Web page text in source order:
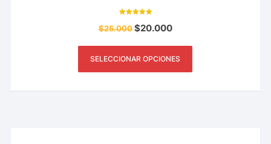
5.00
de 5
$25.000$20.000
SELECCIONAR OPCIONES